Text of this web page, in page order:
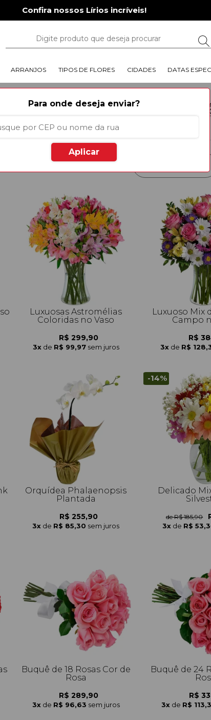
Confira nossos Lírios incríveis!
ARRANJOS TIPOS DE FLORES CIDADES DATAS
Para onde deseja enviar?
Aplicar
Você tem uma amiga que mora
com os mimos em lembranças da
plantadas, cestas de café da
seleção especial de presentes da
3 horas. Está linda.
Luxuosas Astromélias
Coloridas no Vaso
R$ 299,90
3x de R$ 99,97 sem juros
Luxuoso Mix
Campo
R$
3x de R$
Orquídea Phalaenopsis
Plantada
R$ 255,90
3x de R$ 85,30 sem juros
-14%
Delicado
de R$ 185,90
3x de R$
Buquê de 18 Rosas Cor de
Rosa
R$ 289,90
3x de R$ 96,63 sem juros
Buquê de 24
R$
3x de R$